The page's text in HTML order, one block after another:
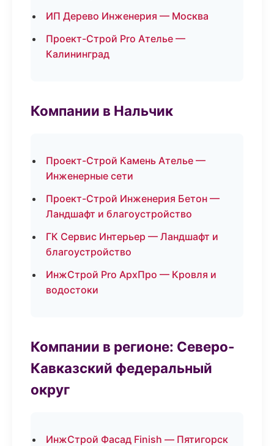
ИП Дерево Инженерия — Москва
Проект-Строй Pro Ателье —
Калининград
Компании в Нальчик
Проект-Строй Камень Ателье —
Инженерные сети
Проект-Строй Инженерия Бетон —
Ландшафт и благоустройство
ГК Сервис Интерьер — Ландшафт и
благоустройство
ИнжСтрой Pro АрхПро — Кровля и
водостоки
Компании в регионе: Северо-
Кавказский федеральный
округ
ИнжСтрой Фасад Finish — Пятигорск